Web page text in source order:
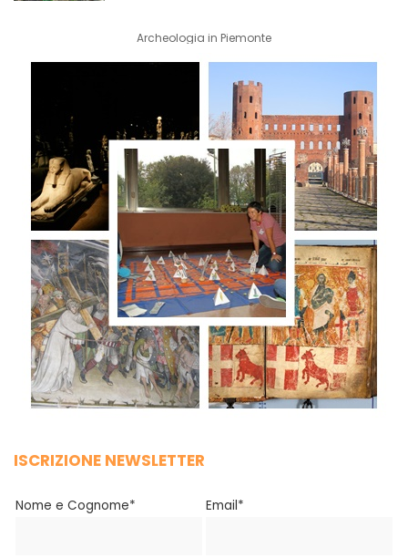
Archeologia in Piemonte
ISCRIZIONE NEWSLETTER
Nome e Cognome* Email*